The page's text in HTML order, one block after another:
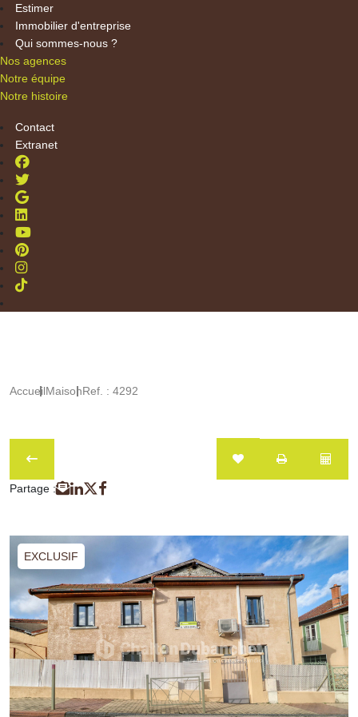
Estimer
Immobilier d'entreprise
Qui sommes-nous ?
Nos agences
Notre équipe
Notre histoire
Contact
Extranet
AccueilMaisonRef. : 4292
Partage :
EXCLUSIF